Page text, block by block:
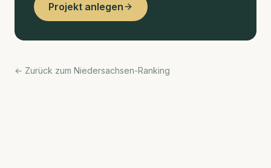
Projekt anlegen
← Zurück zum Niedersachsen-Ranking